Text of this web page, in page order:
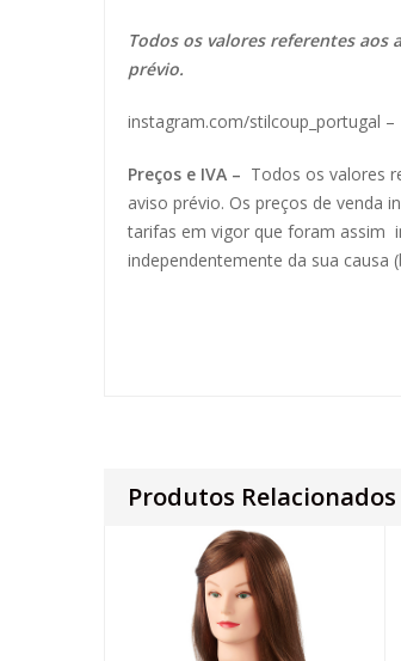
Todos os valores referentes
prévio.
instagram.com/stilcoup_portugal –
Preços e IVA – Todos os valores
aviso prévio. Os preços de venda
tarifas em vigor que foram assim
independentemente da sua
Produtos Relacionados